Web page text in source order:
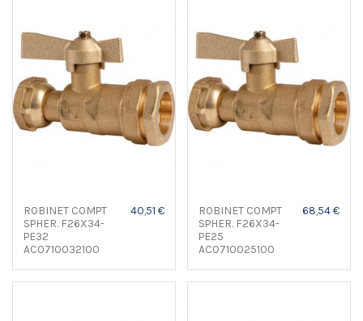
ROBINET COMPT
SPHER. F26X34-
PE32
AC0710032100
40,51 €
ROBINET COMPT
SPHER. F26X34-
PE25
AC0710025100
68,54 €